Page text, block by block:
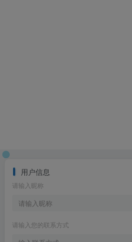
用户信息
请输入昵称
请输入您的联系方式